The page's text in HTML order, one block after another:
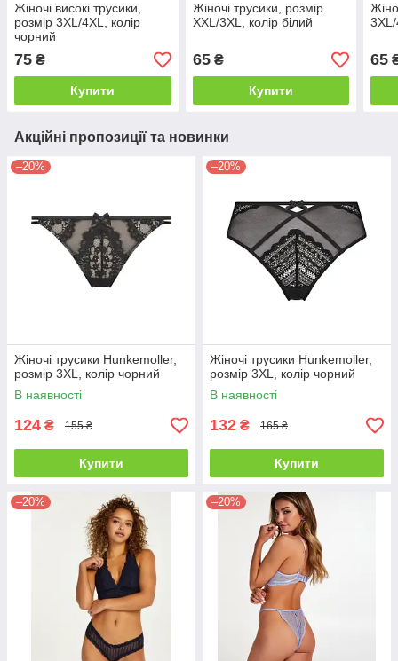
Жіночі високі трусики,
розмір 3XL/4XL, колір
чорний
75 ₴
Купити
Жіночі трусики, розмір
XXL/3XL, колір білий
65₴
Купити
3XL/
65
Акційні пропозиції та новинки
–20%
Жіночі трусики Hunkemoller,
розмір 3XL, колір чорний
В наявності
124 ₴ 155 ₴
Купити
–20%
Жіночі трусики Hunkemoller,
розмір 3XL, колір чорний
В наявності
132 ₴ 165 ₴
Купити
–20% –20%